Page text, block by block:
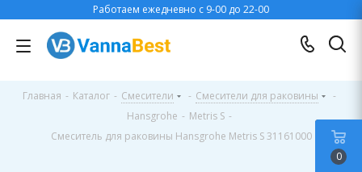
Работаем ежедневно с 9-00 до 22-00
Главная - Каталог - Смесители - Смесители для раковины
-
Hansgrohe - Metris S -
Смеситель для раковины Hansgrohe Metris S 31161000
0